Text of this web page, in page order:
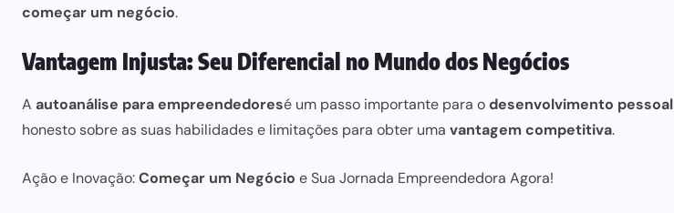
começar um negócio.
Vantagem Injusta: Seu Diferencial no Mundo dos Negócios
A autoanálise para empreendedoresé um passo importante para odesenvolvimento pessoal
honesto sobre as suas habilidades e limitações para obter uma vantagem competitiva.
Ação e Inovação:Começar um Negócio e Sua Jornada Empreendedora Agora!